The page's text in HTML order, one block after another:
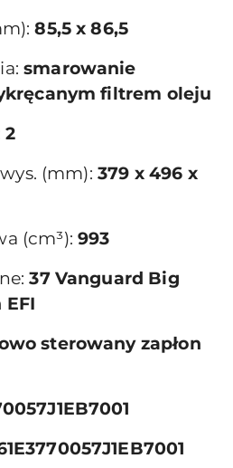
85,5 x 86,5
smarowanie
filtrem oleju
2
(mm): 379 x 496 x
(cm³): 993
37 Vanguard Big
EFI
sterowany zapłon